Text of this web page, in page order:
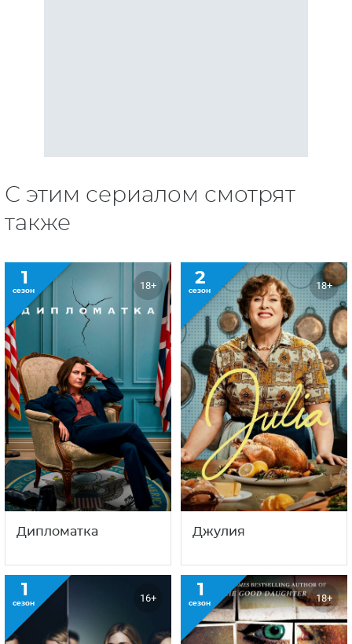
С этим сериалом смотрят
также
1
сезон 18+
Дипломатка
2
сезон 18+
Джулия
1
сезон 16+ 1
сезон 18+